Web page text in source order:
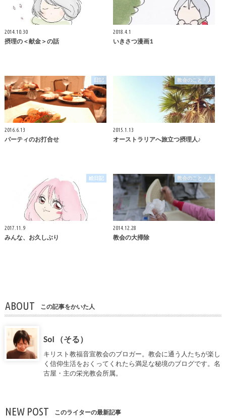
2014.10.30
摂理の＜献金＞の話
2018.4.1
いきさつ漫画1
日記
2016.6.13
パーティのお打合せ
教会のこと・人
2015.1.13
オーストラリアへ旅立つ摂理人♪
絵日記
2017.11.9
みんな、お久しぶり
教会のこと・人
2014.12.28
教会の大掃除
ABOUT この記事をかいた人
Sol （そる）
キリスト教福音宣教会のブロガー。教会に通う人たちが楽し
く信仰生活をおくってくれたら満足な秘境のブログです。名
古屋・主の栄光教会所属。
NEW POST このライターの最新記事